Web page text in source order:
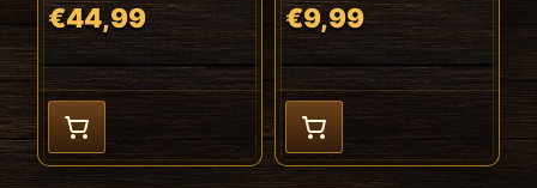
€44,99 €9,99